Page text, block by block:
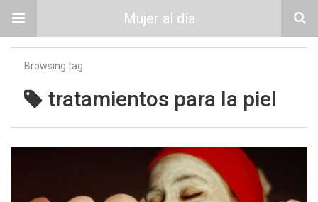
Mujer al día
Browsing tag
tratamientos para la piel